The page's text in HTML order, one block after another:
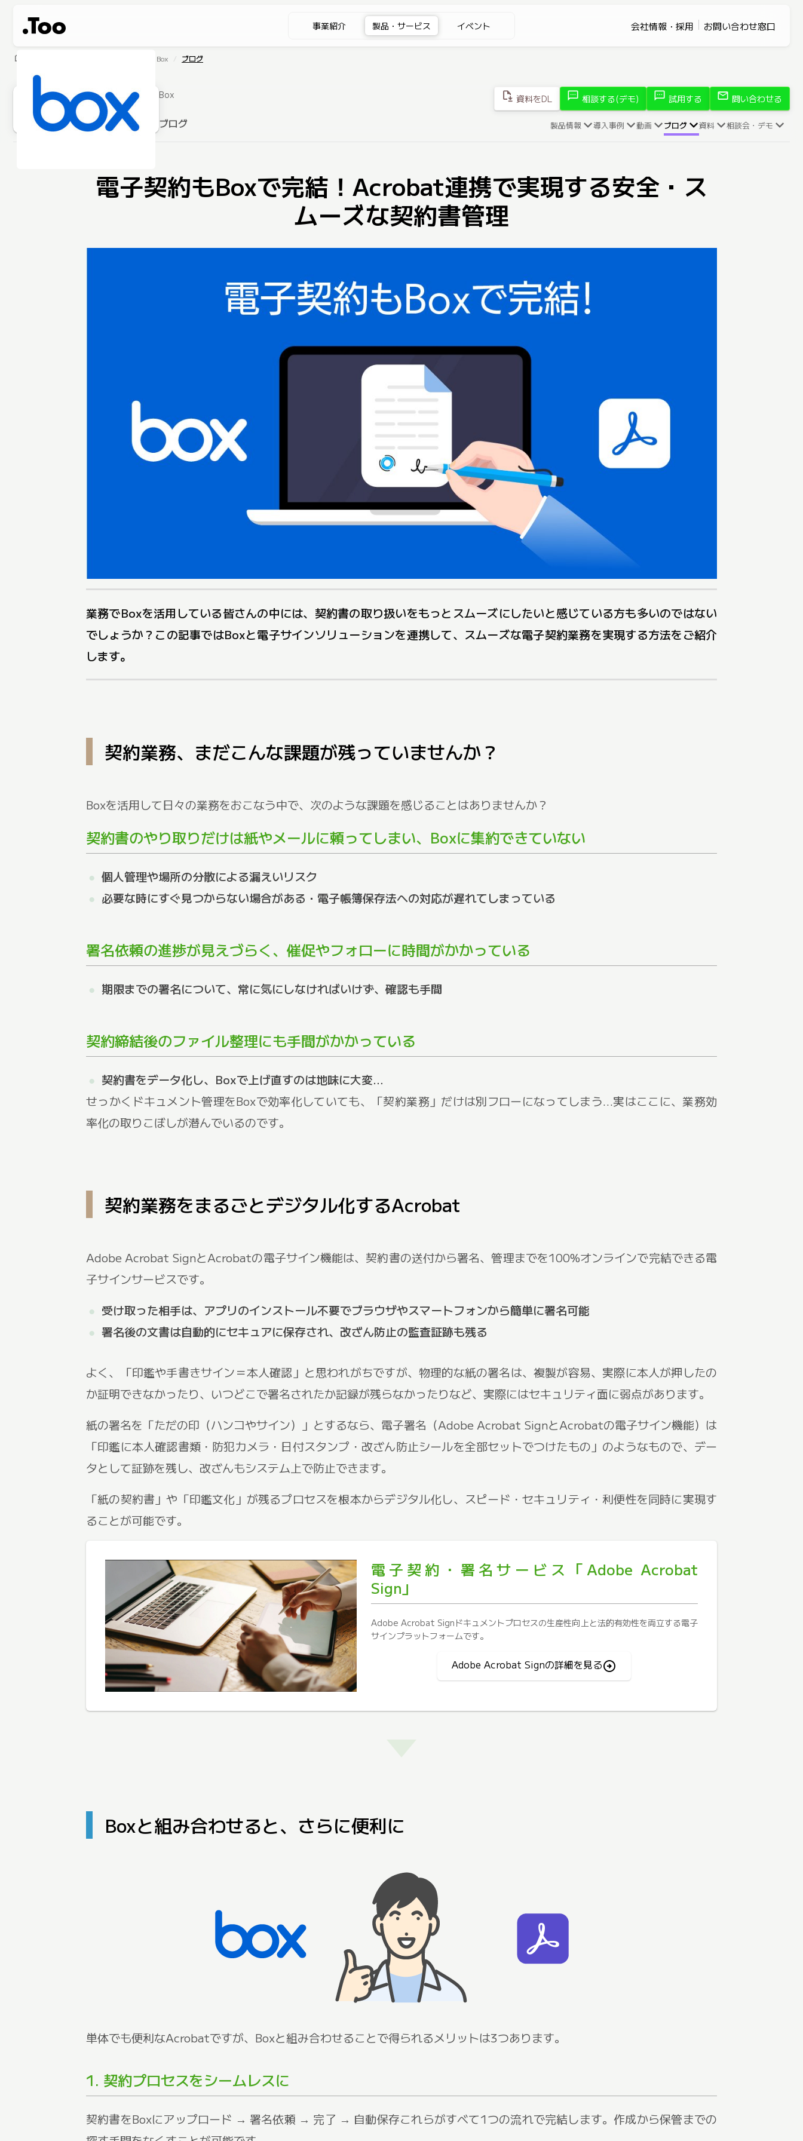
事業紹介 製品・サービス イベント 会社情報・採用 お問い合わせ窓口
home Box ブログ
Box
ブログ
file_save 資料をDL sms 相談する(デモ) sms 試用する mail 問い合わせる
製品情報 導入事例 動画 ブログ 資料 相談会・デモ
電子契約もBoxで完結！Acrobat連携で実現する安全・ス
ムーズな契約書管理
業務でBoxを活用している皆さんの中には、契約書の取り扱いをもっとスムーズにしたいと感じている方も多いのではない
でしょうか？この記事ではBoxと電子サインソリューションを連携して、スムーズな電子契約業務を実現する方法をご紹介
します。
契約業務、まだこんな課題が残っていませんか？
Boxを活用して日々の業務をおこなう中で、次のような課題を感じることはありませんか？
契約書のやり取りだけは紙やメールに頼ってしまい、Boxに集約できていない
個人管理や場所の分散による漏えいリスク
必要な時にすぐ見つからない場合がある・電子帳簿保存法への対応が遅れてしまっている
署名依頼の進捗が見えづらく、催促やフォローに時間がかかっている
期限までの署名について、常に気にしなければいけず、確認も手間
契約締結後のファイル整理にも手間がかかっている
契約書をデータ化し、Boxで上げ直すのは地味に大変…
せっかくドキュメント管理をBoxで効率化していても、「契約業務」だけは別フローになってしまう…実はここに、業務効
率化の取りこぼしが潜んでいるのです。
契約業務をまるごとデジタル化するAcrobat
Adobe Acrobat SignとAcrobatの電子サイン機能は、契約書の送付から署名、管理までを100%オンラインで完結できる電
子サインサービスです。
受け取った相手は、アプリのインストール不要でブラウザやスマートフォンから簡単に署名可能
署名後の文書は自動的にセキュアに保存され、改ざん防止の監査証跡も残る
よく、「印鑑や手書きサイン＝本人確認」と思われがちですが、物理的な紙の署名は、複製が容易、実際に本人が押したの
か証明できなかったり、いつどこで署名されたか記録が残らなかったりなど、実際にはセキュリティ面に弱点があります。
紙の署名を「ただの印（ハンコやサイン）」とするなら、電子署名（Adobe Acrobat SignとAcrobatの電子サイン機能）は
「印鑑に本人確認書類・防犯カメラ・日付スタンプ・改ざん防止シールを全部セットでつけたもの」のようなもので、デー
タとして証跡を残し、改ざんもシステム上で防止できます。
「紙の契約書」や「印鑑文化」が残るプロセスを根本からデジタル化し、スピード・セキュリティ・利便性を同時に実現す
ることが可能です。
電子契約・署名サービス「Adobe Acrobat
Sign」
Adobe Acrobat Signドキュメントプロセスの生産性向上と法的有効性を両立する電子
サインプラットフォームです。
Adobe Acrobat Signの詳細を見るarrow_circle_right
Boxと組み合わせると、さらに便利に
単体でも便利なAcrobatですが、Boxと組み合わせることで得られるメリットは3つあります。
1. 契約プロセスをシームレスに
契約書をBoxにアップロード → 署名依頼 → 完了 → 自動保存これらがすべて1つの流れで完結します。作成から保管までの